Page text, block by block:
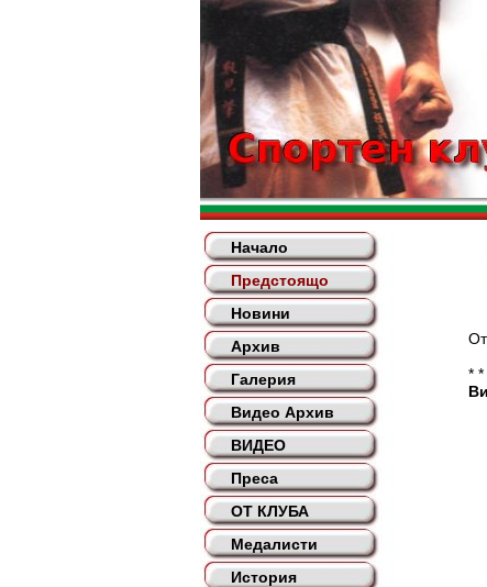
Начало
Предстоящо
Новини
Архив
Галерия
Видео Архив
ВИДЕО
Преса
ОТ КЛУБА
Медалисти
История
От 19-25
* *